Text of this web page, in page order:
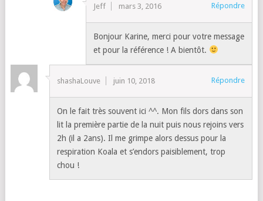
Jeff mars 3, 2016 Répondre
Bonjour Karine, merci pour votre message
et pour la référence ! A bientôt.
shashaLouve juin 10, 2018 Répondre
On le fait très souvent ici ^^. Mon fils dors dans son
lit la première partie de la nuit puis nous rejoins vers
2h (il a 2ans). Il me grimpe alors dessus pour la
respiration Koala et s’endors paisiblement, trop
chou !